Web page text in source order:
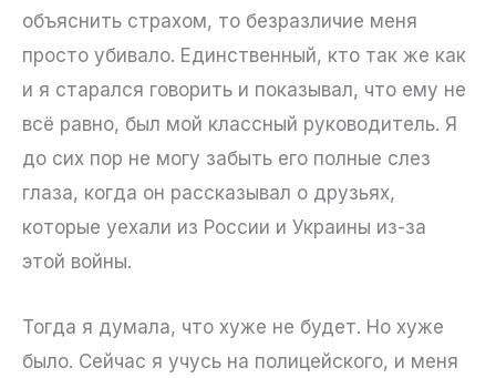
объяснить страхом, то безразличие меня
просто убивало. Единственный, кто так же как
и я старался говорить и показывал, что ему не
всё равно, был мой классный руководитель. Я
до сих пор не могу забыть его полные слез
глаза, когда он рассказывал о друзьях,
которые уехали из России и Украины из-за
этой войны.
Тогда я думала, что хуже не будет. Но хуже
было. Сейчас я учусь на полицейского, и меня